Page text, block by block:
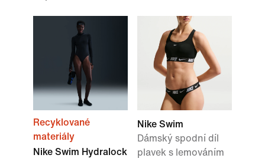
Recyklované
materiály
Nike Swim Hydralock
Nike Swim
Dámský spodní díl
plavek s lemováním